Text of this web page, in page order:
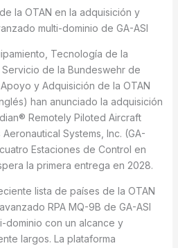
la OTAN en la adquisición y
multi-dominio de GA-ASI
Tecnología de la
de la Bundeswehr de
y Adquisición de la OTAN
han anunciado la adquisición
Remotely Piloted Aircraft
Systems, Inc. (GA-
Estaciones de Control en
la primera entrega en 2028.
lista de países de la OTAN
RPA MQ-9B de GA-ASI
dominio con un alcance y
largos. La plataforma